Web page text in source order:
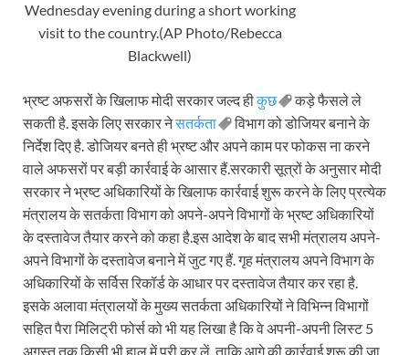
Wednesday evening during a short working
visit to the country.(AP Photo/Rebecca
Blackwell)
भ्रष्ट अफसरों के खिलाफ मोदी सरकार जल्द हीकुछ
कड़े फैसले ले
सकती है. इसके लिए सरकार नेसतर्कता
विभाग को डोजियर बनाने के
निर्देश दिए है. डोजियर बनते ही भ्रष्ट और अपने काम पर फोकस ना करने
वाले अफसरों पर बड़ी कार्रवाई के आसार हैं.सरकारी सूत्रों के अनुसार मोदी
सरकार ने भ्रष्ट अधिकारियों के खिलाफ कार्रवाई शुरू करने के लिए प्रत्येक
मंत्रालय के सतर्कता विभाग को अपने-अपने विभागों के भ्रष्ट अधिकारियों
के दस्तावेज तैयार करने को कहा है.इस आदेश के बाद सभी मंत्रालय अपने-
अपने विभागों के दस्तावेज बनाने में जुट गए हैं. गृह मंत्रालय अपने विभाग के
अधिकारियों के सर्विस रिकॉर्ड के आधार पर दस्तावेज तैयार कर रहा है.
इसके अलावा मंत्रालयों के मुख्य सतर्कता अधिकारियों ने विभिन्न विभागों
सहित पैरा मिलिट्री फोर्स को भी यह लिखा है कि वे अपनी-अपनी लिस्ट 5
अगस्त तक किसी भी हाल में पूरी कर लें, ताकि आगे की कार्रवाई शुरू की जा